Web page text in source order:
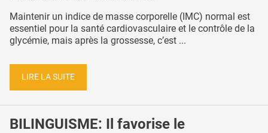
Maintenir un indice de masse corporelle (IMC) normal est
essentiel pour la santé cardiovasculaire et le contrôle de la
glycémie, mais après la grossesse, c’est ...
LIRE LA SUITE
BILINGUISME: Il favorise le